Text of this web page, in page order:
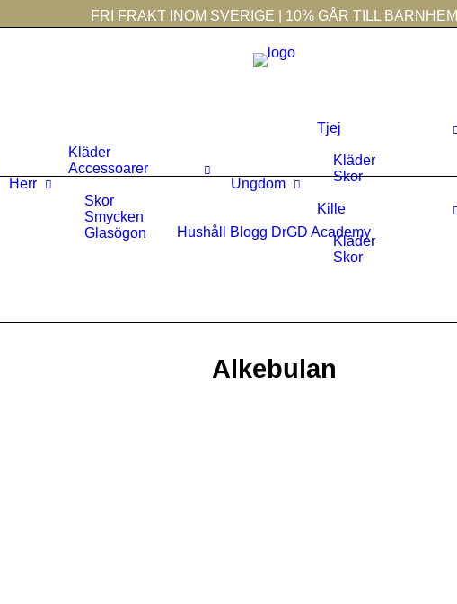
FRI FRAKT INOM SVERIGE | 10% GÅR TILL BARNHEM
Herr
Kläder
Accessoarer
Skor
Smycken
Glasögon
Ungdom
Tjej
Kläder
Skor
Kille
Kläder
Skor
Hushåll Blogg DrGD Academy
Alkebulan